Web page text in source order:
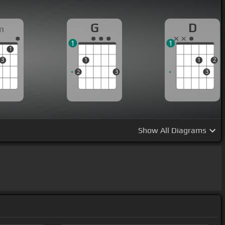
3
1
G
2
1
3
1
D
1
3
2
1
Show All Diagrams